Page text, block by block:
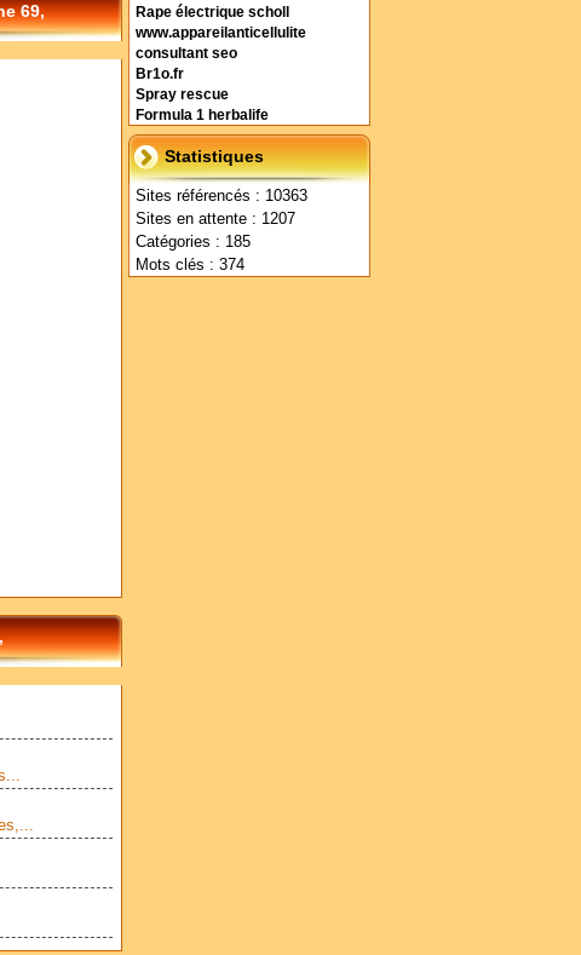
Rape électrique scholl
www.appareilanticellulite
consultant seo
Br1o.fr
Spray rescue
Formula 1 herbalife
Statistiques
Sites référencés : 10363
Sites en attente : 1207
Catégories : 185
Mots clés : 374
69,